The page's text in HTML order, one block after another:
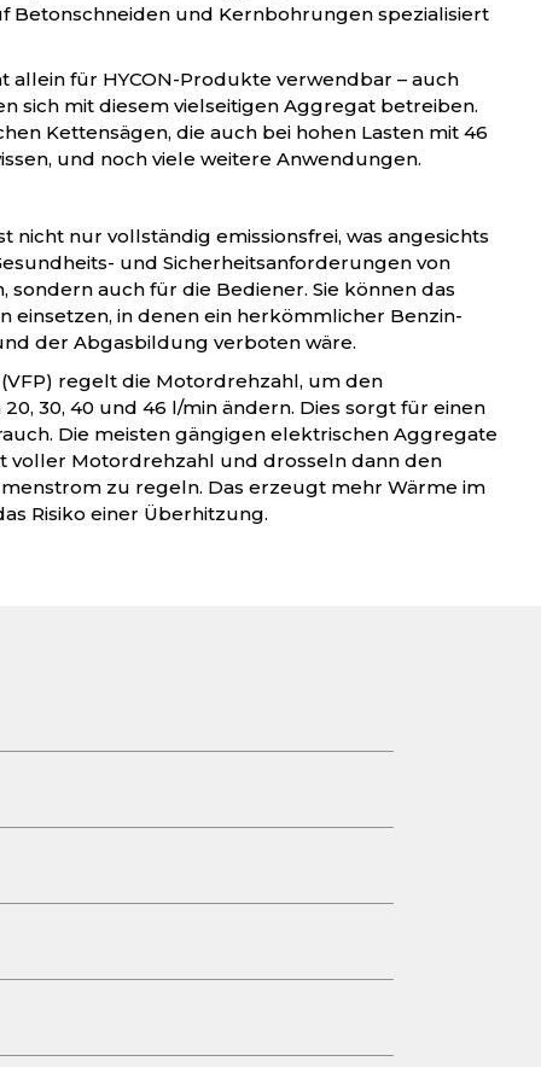
Betonschneiden und Kernbohrungen spezialisiert
allein für HYCON-Produkte verwendbar – auch
sich mit diesem vielseitigen Aggregat betreiben.
Kettensägen, die auch bei hohen Lasten mit 46
und noch viele weitere Anwendungen.
nicht nur vollständig emissionsfrei, was angesichts
und Sicherheitsanforderungen von
sondern auch für die Bediener. Sie können das
einsetzen, in denen ein herkömmlicher Benzin-
der Abgasbildung verboten wäre.
regelt die Motordrehzahl, um den
30, 40 und 46 l/min ändern. Dies sorgt für einen
Die meisten gängigen elektrischen Aggregate
voller Motordrehzahl und drosseln dann den
zu regeln. Das erzeugt mehr Wärme im
Risiko einer Überhitzung.